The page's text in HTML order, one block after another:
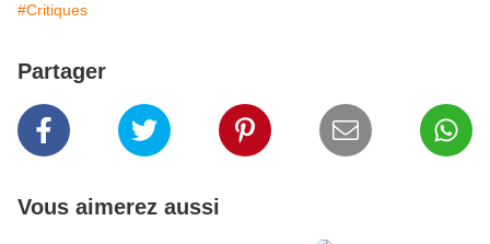
#Critiques
Partager
Vous aimerez aussi